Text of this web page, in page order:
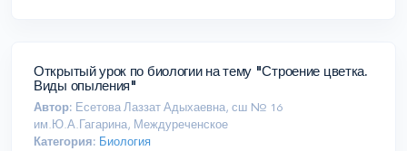
Открытый урок по биологии на тему "Строение цветка.
Виды опыления"
Автор: Есетова Лаззат Адыхаевна, сш № 16
им.Ю.А.Гагарина, Междуреченское
Категория: Биология